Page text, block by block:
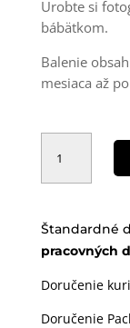
Urobte si
bábätkom.
Balenie
mesiaca až
množstvo
kartičky
Nature
Štandardné
pracovných
Doručenie
Doručenie